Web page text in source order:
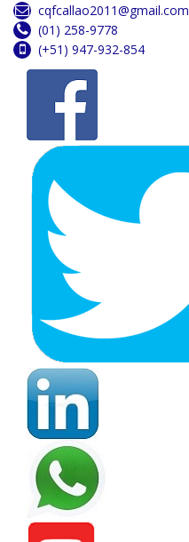
cqfcallao2011@gmail.com
(01) 258-9778
(+51) 947-932-854